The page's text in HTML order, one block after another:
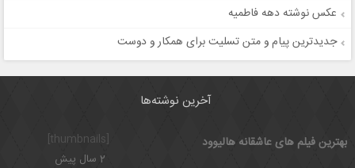
عکس نوشته دهه فاطمیه
جدیدترین پیام و متن تسلیت برای همکار و دوست
آخرین نوشته‌ها
بهترین فیلم های عاشقانه هالیوود
2 سال پیش